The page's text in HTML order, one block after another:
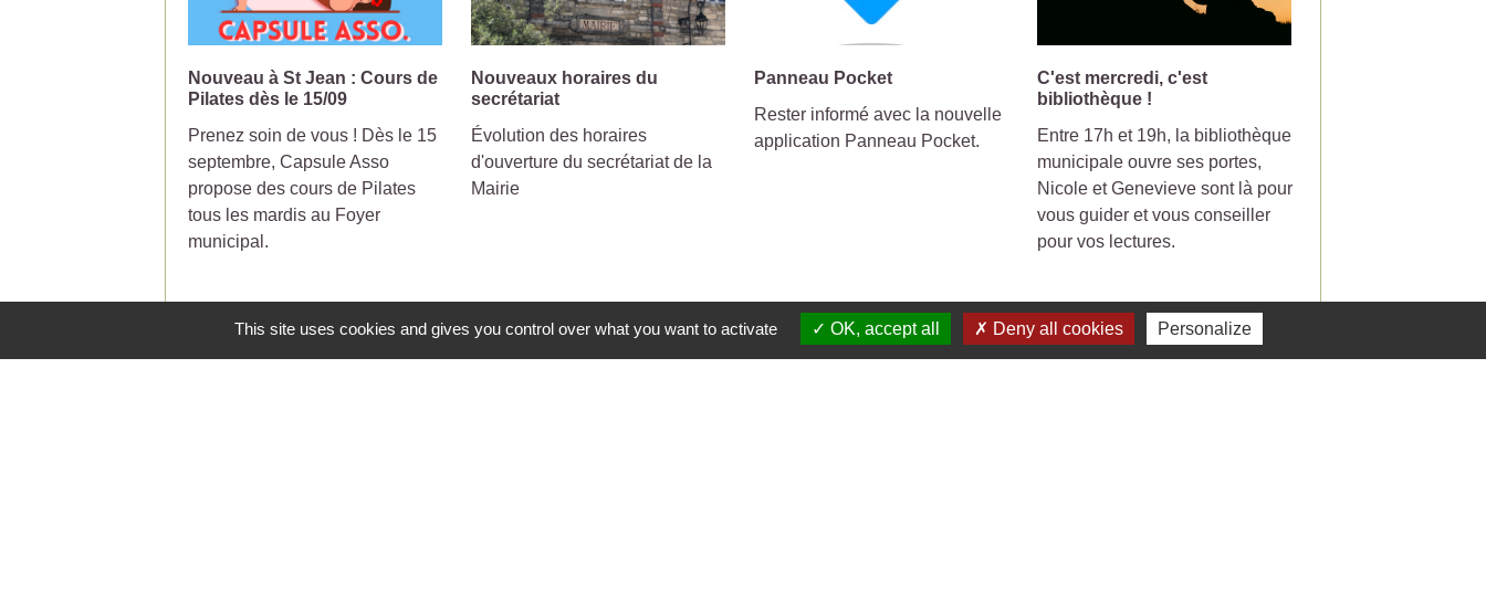
Nouveau à St Jean : Cours de
Pilates dès le 15/09
Prenez soin de vous ! Dès le 15
septembre, Capsule Asso
propose des cours de Pilates
tous les mardis au Foyer
municipal.
Nouveaux horaires du
secrétariat
Évolution des horaires
d'ouverture du secrétariat de la
Mairie
Panneau Pocket
Rester informé avec la nouvelle
application Panneau Pocket.
C'est mercredi, c'est
bibliothèque !
Entre 17h et 19h, la bibliothèque
municipale ouvre ses portes,
Nicole et Genevieve sont là pour
vous guider et vous conseiller
pour vos lectures.
Voir tout
This site uses cookies and gives you control over what you want to activate OK, accept all Deny all cookies Personalize